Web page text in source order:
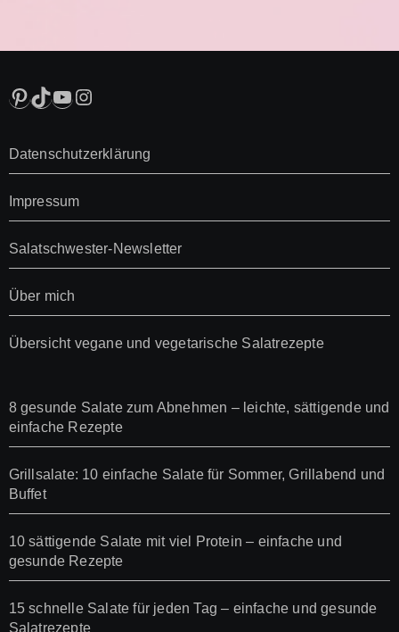
Pinterest
TikTok
YouTube
Instagram
Datenschutzerklärung
Impressum
Salatschwester-Newsletter
Über mich
Übersicht vegane und vegetarische Salatrezepte
8 gesunde Salate zum Abnehmen – leichte, sättigende und
einfache Rezepte
Grillsalate: 10 einfache Salate für Sommer, Grillabend und
Buffet
10 sättigende Salate mit viel Protein – einfache und
gesunde Rezepte
15 schnelle Salate für jeden Tag – einfache und gesunde
Salatrezepte